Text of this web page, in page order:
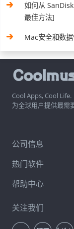
如何从
最佳方法]
Mac安全和数
Cool Apps, Cool Life.
为全球用户提供最需
公司信息
热门软件
帮助中心
关注我们